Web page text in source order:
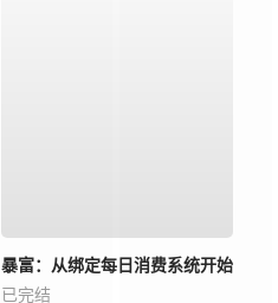
暴富：从绑定每日消费系统开始
已完结